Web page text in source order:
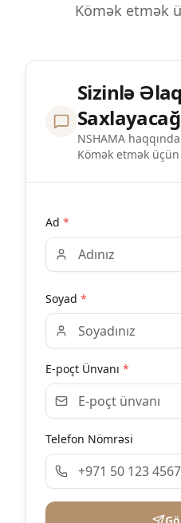
Kömək etmək
Sizinlə
NSHAMA
Kömək etmək
Ad *
Soyad *
E-poçt Ünvanı *
Telefon Nömrəsi